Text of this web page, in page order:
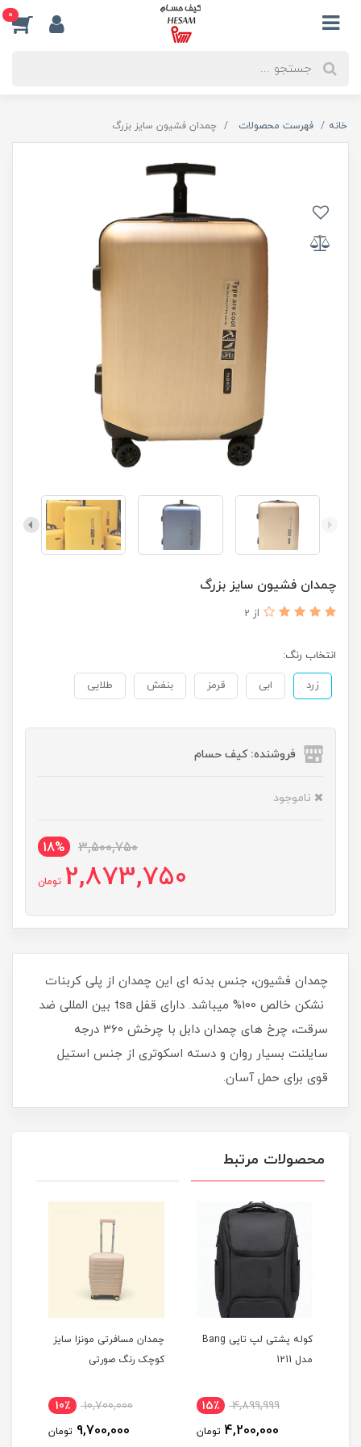
0
خانه فهرست محصولات چمدان فشیون سایز بزرگ
چمدان فشیون سایز بزرگ
از 2
انتخاب رنگ:
زرد ابی قرمز بنفش طلایی
فروشنده: کیف حسام
ناموجود
3,500,750
18%
2,873,750 تومان
چمدان فشیون، جنس بدنه ای این چمدان از پلی کربنات
نشکن خالص 100% میباشد. دارای قفل tsa بین المللی ضد
سرقت، چرخ های چمدان دابل با چرخش 360 درجه
سایلنت بسیار روان و دسته اسکوتری از جنس استیل
قوی برای حمل آسان.
محصولات مرتبط
کوله پشتی لپ تاپی Bang
چمدان مسافرتی مونزا سایز
10,700,000
9,700,000
چمدان مسافرتی مونزا سایز
کوچک رنگ سبز آبی
10,700,000
9,700,000